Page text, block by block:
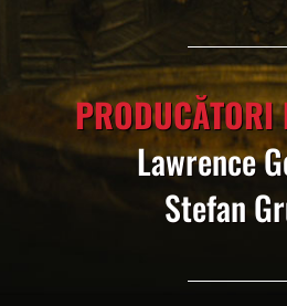
PRODUCĂTORI
Lawrence
Stefan